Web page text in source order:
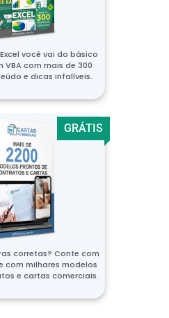
você vai do básico
VBA com mais de 300
e dicas infalíveis.
GRÁTIS
corretas? Conte com
com milhares modelos
e cartas comerciais.